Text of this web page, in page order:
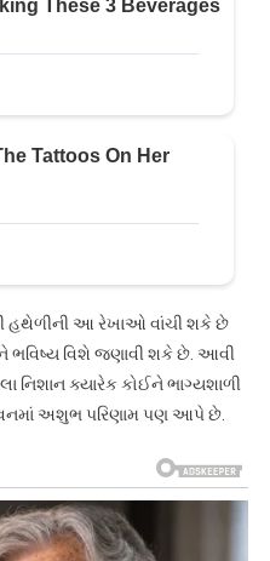
હથેળીની આ રેખાઓ વાંચી શકે છે
ભવિષ્ય વિશે જણાવી શકે છે. આવી
નિશાન ક્યારેક કોઈને ભાગ્યશાળી
અશુભ પરિણામ પણ આપે છે.